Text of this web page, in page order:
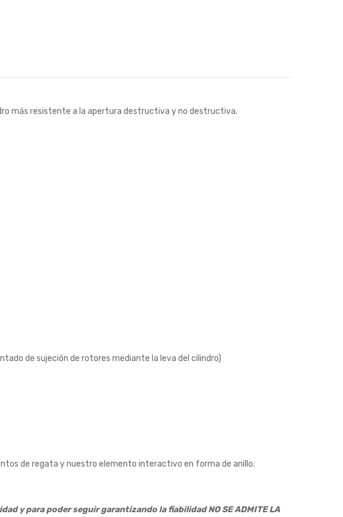
más resistente a la apertura destructiva y no destructiva.
de sujeción de rotores mediante la leva del cilindro)
de regata y nuestro elemento interactivo en forma de anillo.
y para poder seguir garantizando la fiabilidad NO SE ADMITE LA